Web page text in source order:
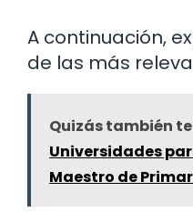
A continuación,
de las más
Quizás también
Universidades
Maestro de